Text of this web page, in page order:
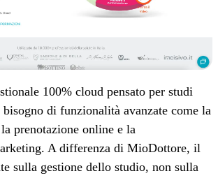
100% cloud pensato per studi
di funzionalità avanzate come la
prenotazione online e la
A differenza di MioDottore, il
sulla gestione dello studio, non sulla